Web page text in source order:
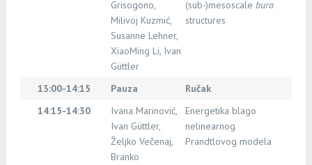
Grisogono,
Milivoj Kuzmić,
Susanne Lehner,
XiaoMing Li, Ivan
Güttler
(sub-)mesoscale bura
structures
13:00-14:15 Pauza
Ručak
14:15-14:30
Ivana Marinović,
Ivan Güttler,
Željko Večenaj,
Branko
Energetika blago
nelinearnog
Prandtlovog modela